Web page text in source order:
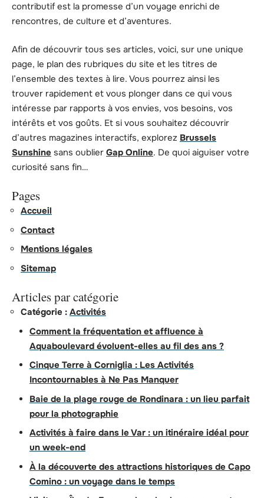
contributif est la promesse d’un voyage enrichi de
rencontres, de culture et d’aventures.
Afin de découvrir tous ses articles, voici, sur une unique
page, le plan des rubriques du site et les titres de
l’ensemble des textes à lire. Vous pourrez ainsi les
trouver rapidement et vous plonger dans ce qui vous
intéresse par rapports à vos envies, vos besoins, vos
intérêts et vos goûts. Et si vous souhaitez découvrir
d’autres magazines interactifs, explorez Brussels
Sunshine sans oublier Gap Online. De quoi aiguiser votre
curiosité sans fin…
Pages
Accueil
Contact
Mentions légales
Sitemap
Articles par catégorie
Catégorie : Activités
Comment la fréquentation et affluence à
Aquaboulevard évoluent-elles au fil des ans ?
Cinque Terre à Corniglia : Les Activités
Incontournables à Ne Pas Manquer
Baie de la plage rouge de Rondinara : un lieu parfait
pour la photographie
Activités à faire dans le Var : un itinéraire idéal pour
un week-end
À la découverte des attractions historiques de Capo
Comino : un voyage dans le temps